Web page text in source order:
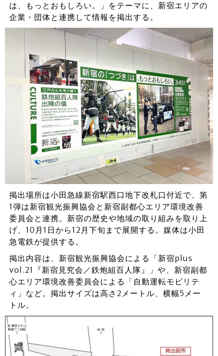
は、もっとおもしろい。」をテーマに、新宿エリアの
企業・団体と連携して情報を掲出する。
掲出場所は小田急線新宿駅西口地下改札口付近で、第
1弾は新宿観光振興協会と新宿副都心エリア環境改善
委員会と連携。新宿の歴史や地域の取り組みを取り上
げ、10月1日から12月下旬まで展開する。媒体は小田
急電鉄が提供する。
掲出内容は、新宿観光振興協会による「新宿plus
vol.21『新宿見究会／鉄炮組百人隊』」や、新宿副都
心エリア環境改善委員会による「自動運転モビリテ
ィ」など。掲出サイズは高さ2メートル、横幅5メー
トル。